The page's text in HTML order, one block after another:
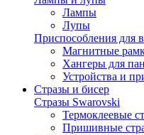
Лампы
Лупы
Приспособления для
Магнитные
Хангеры для
Устройства и
Стразы и бисер
Стразы Swarovski
Термоклеевые
Пришивные